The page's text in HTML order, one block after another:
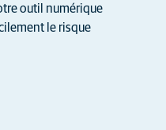
outil numérique
le risque